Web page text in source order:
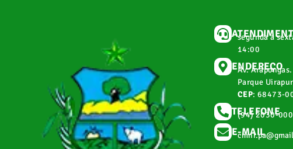
segunda a
14:00
ENDEREÇO
Av.
Parque
CEP: 68473-
TELEFONE
(94) 2030-
E-MAIL